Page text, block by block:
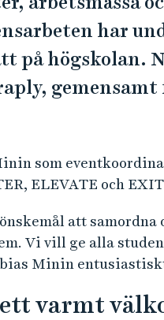
har
på högskolan.
som
ELEVATE och
att
Vi vill ge alla
Minin
varmt